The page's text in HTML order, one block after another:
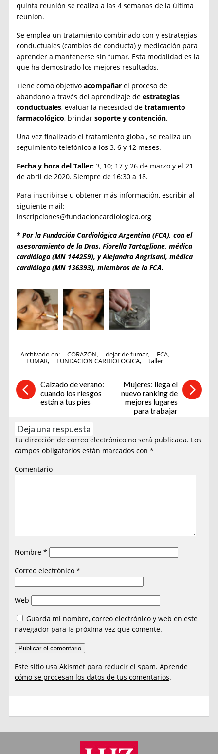
quinta reunión se realiza a las 4 semanas de la última
reunión.
Se emplea un tratamiento combinado con y estrategias
conductuales (cambios de conducta) y medicación para
aprender a mantenerse sin fumar. Esta modalidad es la
que ha demostrado los mejores resultados.
Tiene como objetivoacompañar el proceso de
abandono a través del aprendizaje deestrategias
conductuales, evaluar la necesidad detratamiento
farmacológico, brindarsoporte y contención.
Una vez finalizado el tratamiento global, se realiza un
seguimiento telefónico a los 3, 6 y 12 meses.
Fecha y hora del Taller: 3, 10; 17 y 26 de marzo y el 21
de abril de 2020. Siempre de 16:30 a 18.
Para inscribirse u obtener más información, escribir al
siguiente mail:
inscripciones@fundacioncardiologica.org
*Por la Fundación Cardiológica Argentina (FCA), con el
asesoramiento de la Dras. Fiorella Tartaglione, médica
cardióloga (MN 144259), y Alejandra Angrisani, médica
cardióloga (MN 136393), miembros de la FCA.
Archivado en: CORAZON, dejar de fumar, FCA,
FUMAR, FUNDACION CARDIOLOGICA, taller
Calzado de verano:
cuando los riesgos
están a tus pies
Mujeres: llega el
nuevo ranking de
mejores lugares
para trabajar
Deja una respuesta
Tu dirección de correo electrónico no será publicada. Los
campos obligatorios están marcados con*
Comentario
Nombre*
Correo electrónico*
Web
Guarda mi nombre, correo electrónico y web en este
navegador para la próxima vez que comente.
Este sitio usa Akismet para reducir el spam.Aprende
cómo se procesan los datos de tus comentarios.